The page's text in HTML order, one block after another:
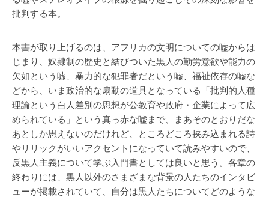
批判する本。
本書が取り上げるのは、アフリカの文明についての嘘からは
じまり、奴隷制の歴史と結びついた黒人の勤労意欲や能力の
欠如という嘘、暴力的な犯罪者だという嘘、福祉依存の嘘な
どから、いま政治的な扇動の道具となっている「批判的人種
理論という白人差別の思想が公教育や政府・企業によって広
められている」という真っ赤な嘘まで、まあそのとおりだな
あとしか思えないのだけれど、ところどころ挟み込まれる詩
やリリックがいいアクセントになっていて読みやすいので、
反黒人主義について学ぶ入門書としては良いと思う。各章の
終わりには、黒人以外のさまざまな背景の人たちのインタビ
ューが掲載されていて、自分は黒人たちについてどのような